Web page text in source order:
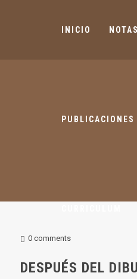
INICIO NOTAS
PUBLICACIONES
0 comments
DESPUÉS DEL